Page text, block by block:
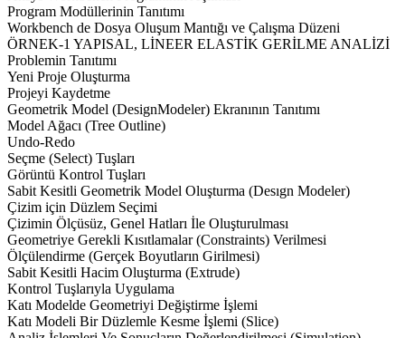
Program Modüllerinin Tanıtımı
Workbench de Dosya Oluşum Mantığı ve Çalışma Düzeni
ÖRNEK-1 YAPISAL, LİNEER ELASTİK GERİLME ANALİZİ
Problemin Tanıtımı
Yeni Proje Oluşturma
Projeyi Kaydetme
Geometrik Model (DesignModeler) Ekranının Tanıtımı
Model Ağacı (Tree Outline)
Undo-Redo
Seçme (Select) Tuşları
Görüntü Kontrol Tuşları
Sabit Kesitli Geometrik Model Oluşturma (Desıgn Modeler)
Çizim için Düzlem Seçimi
Çizimin Ölçüsüz, Genel Hatları İle Oluşturulması
Geometriye Gerekli Kısıtlamalar (Constraints) Verilmesi
Ölçülendirme (Gerçek Boyutların Girilmesi)
Sabit Kesitli Hacim Oluşturma (Extrude)
Kontrol Tuşlarıyla Uygulama
Katı Modelde Geometriyi Değiştirme İşlemi
Katı Modeli Bir Düzlemle Kesme İşlemi (Slice)